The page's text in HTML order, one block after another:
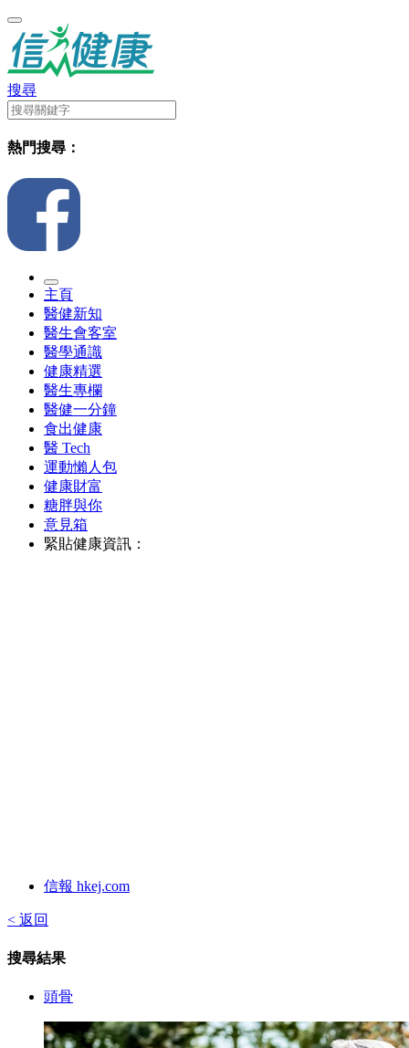
搜尋
熱門搜尋：
主頁
醫健新知
醫生會客室
醫學通識
健康精選
醫生專欄
醫健一分鐘
食出健康
醫 Tech
運動懶人包
健康財富
糖胖與你
意見箱
緊貼健康資訊：
信報 hkej.com
< 返回
搜尋結果
頭骨